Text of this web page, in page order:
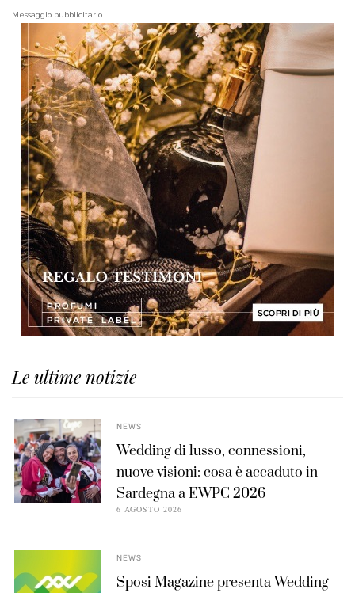
Messaggio pubblicitario
Le ultime notizie
NEWS
Wedding di lusso, connessioni,
nuove visioni: cosa è accaduto in
Sardegna a EWPC 2026
6 AGOSTO 2026
NEWS
Sposi Magazine presenta Wedding